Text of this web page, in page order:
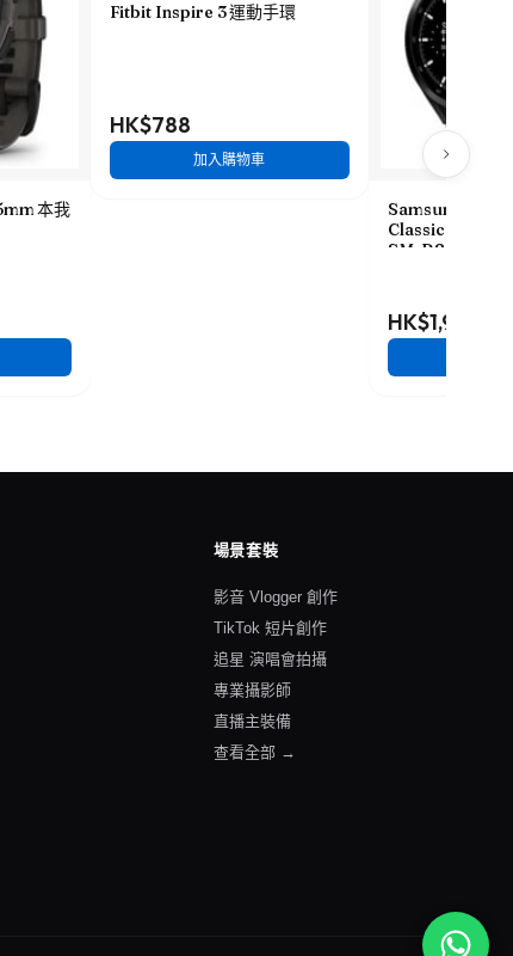
本我
Fitbit Inspire 3 運動手環
HK$788
加入購物車
Samsung 三星
Classic 46mm
SM-R895
HK$1,938
場景套裝
影音 Vlogger 創作
TikTok 短片創作
追星 演唱會拍攝
專業攝影師
直播主裝備
查看全部 →